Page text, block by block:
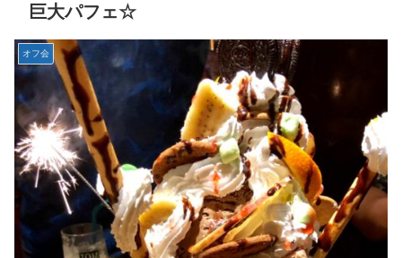
巨大パフェ☆
オフ会